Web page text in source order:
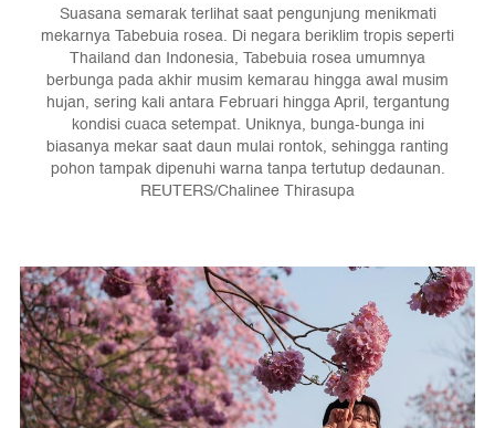
Suasana semarak terlihat saat pengunjung menikmati
mekarnya Tabebuia rosea. Di negara beriklim tropis seperti
Thailand dan Indonesia, Tabebuia rosea umumnya
berbunga pada akhir musim kemarau hingga awal musim
hujan, sering kali antara Februari hingga April, tergantung
kondisi cuaca setempat. Uniknya, bunga-bunga ini
biasanya mekar saat daun mulai rontok, sehingga ranting
pohon tampak dipenuhi warna tanpa tertutup dedaunan.
REUTERS/Chalinee Thirasupa